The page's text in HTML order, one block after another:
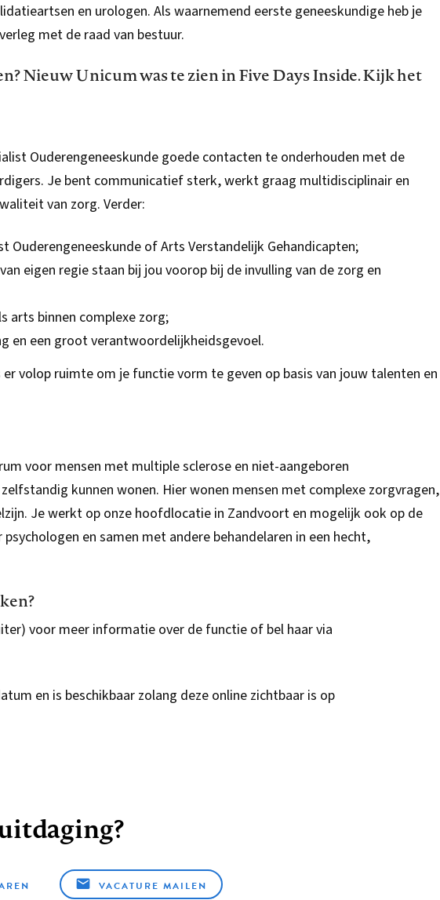
en urologen. Als waarnemend eerste geneeskundige heb je
met de raad van bestuur.
Nieuw Unicum was te zien in Five Days Inside. Kijk het
Ouderengeneeskunde goede contacten te onderhouden met de
Je bent communicatief sterk, werkt graag multidisciplinair en
van zorg. Verder:
Ouderengeneeskunde of Arts Verstandelijk Gehandicapten;
eigen regie staan bij jou voorop bij de invulling van de zorg en
arts binnen complexe zorg;
en een groot verantwoordelijkheidsgevoel.
er volop ruimte om je functie vorm te geven op basis van jouw talenten en
voor mensen met multiple sclerose en niet-aangeboren
kunnen wonen. Hier wonen mensen met complexe zorgvragen,
Je werkt op onze hoofdlocatie in Zandvoort en mogelijk ook op de
en samen met andere behandelaren in een hecht,
voor meer informatie over de functie of bel haar via
en is beschikbaar zolang deze online zichtbaar is op
VACATURE MAILEN